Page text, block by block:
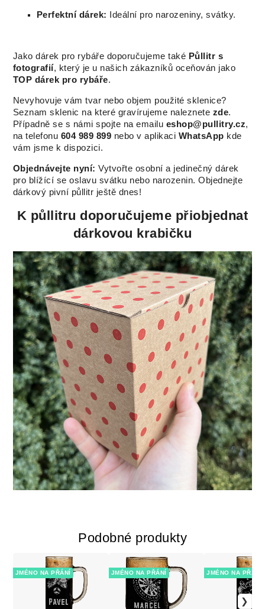
Perfektní dárek: Ideální pro narozeniny, svátky.
Jako dárek pro rybáře doporučujeme také Půllitr s
fotografií, který je u našich zákazníků oceňován jako
TOP dárek pro rybáře.
Nevyhovuje vám tvar nebo objem použité sklenice?
Seznam sklenic na které gravírujeme naleznete zde.
Případně se s námi spojte na emailu eshop@pullitry.cz,
na telefonu 604 989 899 nebo v aplikaci WhatsApp kde
vám jsme k dispozici.
Objednávejte nyní: Vytvořte osobní a jedinečný dárek
pro blížící se oslavu svátku nebo narozenin. Objednejte
dárkový pivní půllitr ještě dnes!
K půllitru doporučujeme přiobjednat
dárkovou krabičku
Podobné produkty
JMÉNO NA PŘÁNÍ JMÉNO NA PŘÁNÍ JMÉNO NA PŘÁNÍ